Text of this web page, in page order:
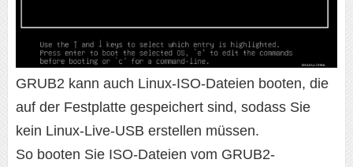
GRUB2 kann auch Linux-ISO-Dateien booten, die
auf der Festplatte gespeichert sind, sodass Sie
kein Linux-Live-USB erstellen müssen.
So booten Sie ISO-Dateien vom GRUB2-